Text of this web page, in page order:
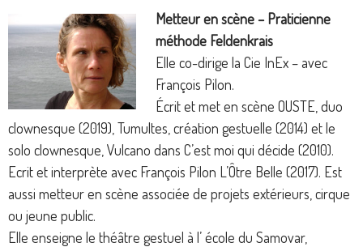
Metteur en scène – Praticienne
méthode Feldenkrais
Elle co-dirige la Cie InEx – avec
François Pilon.
Écrit et met en scène OUSTE, duo
clownesque (2019), Tumultes, création gestuelle (2014) et le
solo clownesque, Vulcano dans C’est moi qui décide (2010).
Ecrit et interprète avec François Pilon L’Ôtre Belle (2017). Est
aussi metteur en scène associée de projets extérieurs, cirque
ou jeune public.
Elle enseigne le théâtre gestuel à l’ école du Samovar,